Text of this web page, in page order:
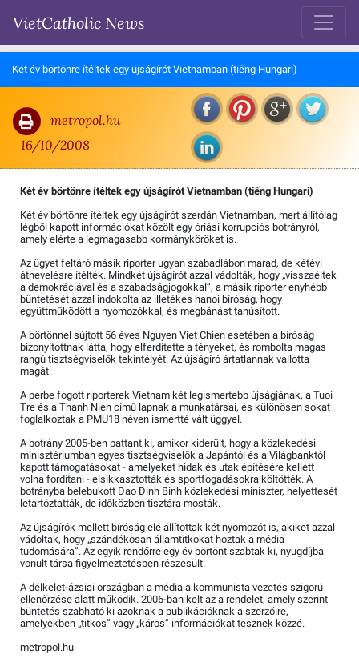
VietCatholic News
Két év börtönre ítéltek egy újságírót Vietnamban (tiếng Hungari)
metropol.hu
16/10/2008
Két év börtönre ítéltek egy újságírót Vietnamban (tiếng Hungari)
Két év börtönre ítéltek egy újságírót szerdán Vietnamban, mert állítólag
légből kapott információkat közölt egy óriási korrupciós botrányról,
amely elérte a legmagasabb kormányköröket is.
Az ügyet feltáró másik riporter ugyan szabadlábon marad, de kétévi
átnevelésre ítélték. Mindkét újságírót azzal vádolták, hogy „visszaéltek
a demokráciával és a szabadságjogokkal”, a másik riporter enyhébb
büntetését azzal indokolta az illetékes hanoi bíróság, hogy
együttműködött a nyomozókkal, és megbánást tanúsított.
A börtönnel sújtott 56 éves Nguyen Viet Chien esetében a bíróság
bizonyítottnak látta, hogy elferdítette a tényeket, és rombolta magas
rangú tisztségviselők tekintélyét. Az újságíró ártatlannak vallotta
magát.
A perbe fogott riporterek Vietnam két legismertebb újságjának, a Tuoi
Tre és a Thanh Nien című lapnak a munkatársai, és különösen sokat
foglalkoztak a PMU18 néven ismertté vált üggyel.
A botrány 2005-ben pattant ki, amikor kiderült, hogy a közlekedési
minisztériumban egyes tisztségviselők a Japántól és a Világbanktól
kapott támogatásokat - amelyeket hidak és utak építésére kellett
volna fordítani - elsikkasztották és sportfogadásokra költötték. A
botrányba belebukott Dao Dinh Binh közlekedési miniszter, helyettesét
letartóztatták, de időközben tisztára mosták.
Az újságírók mellett bíróság elé állítottak két nyomozót is, akiket azzal
vádoltak, hogy „szándékosan államtitkokat hoztak a média
tudomására”. Az egyik rendőrre egy év börtönt szabtak ki, nyugdíjba
vonult társa figyelmeztetésben részesült.
A délkelet-ázsiai országban a média a kommunista vezetés szigorú
ellenőrzése alatt működik. 2006-ban kelt az a rendelet, amely szerint
büntetés szabható ki azoknak a publikációknak a szerzőire,
amelyekben „titkos” vagy „káros” információkat tesznek közzé.
metropol.hu